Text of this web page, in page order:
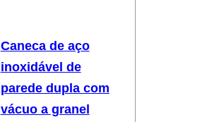
Caneca de aço
inoxidável de
parede dupla com
vácuo a granel